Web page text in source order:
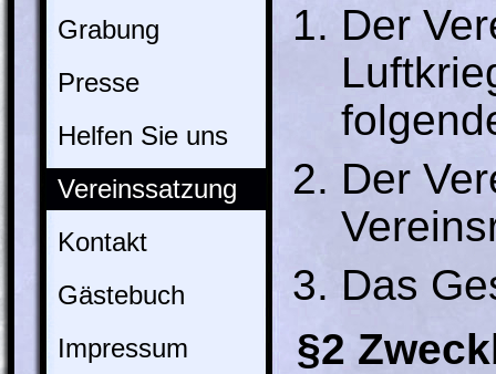
Grabung
Presse
Helfen Sie uns
Vereinssatzung
Kontakt
Gästebuch
Impressum
Der
Der
Das
§2